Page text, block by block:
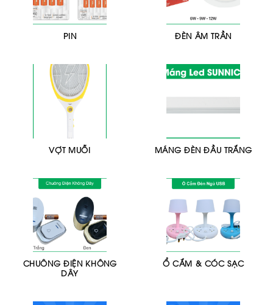
PIN ĐÈN ÂM TRẦN
VỢT MUỖI MÁNG ĐÈN ĐẦU TRẮNG
CHUÔNG ĐIỆN KHÔNG
DÂY
Ổ CẮM & CÓC SẠC